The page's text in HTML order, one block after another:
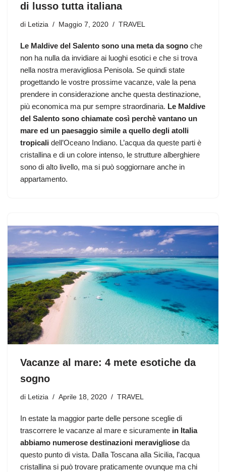
di lusso tutta italiana
di Letizia Maggio 7, 2020 TRAVEL
Le Maldive del Salento sono una meta da sogno che
non ha nulla da invidiare ai luoghi esotici e che si trova
nella nostra meravigliosa Penisola. Se quindi state
progettando le vostre prossime vacanze, vale la pena
prendere in considerazione anche questa destinazione,
più economica ma pur sempre straordinaria. Le Maldive
del Salento sono chiamate così perchè vantano un
mare ed un paesaggio simile a quello degli atolli
tropicali dell’Oceano Indiano. L’acqua da queste parti è
cristallina e di un colore intenso, le strutture alberghiere
sono di alto livello, ma si può soggiornare anche in
appartamento.
Vacanze al mare: 4 mete esotiche da
sogno
di Letizia Aprile 18, 2020 TRAVEL
In estate la maggior parte delle persone sceglie di
trascorrere le vacanze al mare e sicuramente in Italia
abbiamo numerose destinazioni meravigliose da
questo punto di vista. Dalla Toscana alla Sicilia, l’acqua
cristallina si può trovare praticamente ovunque ma chi